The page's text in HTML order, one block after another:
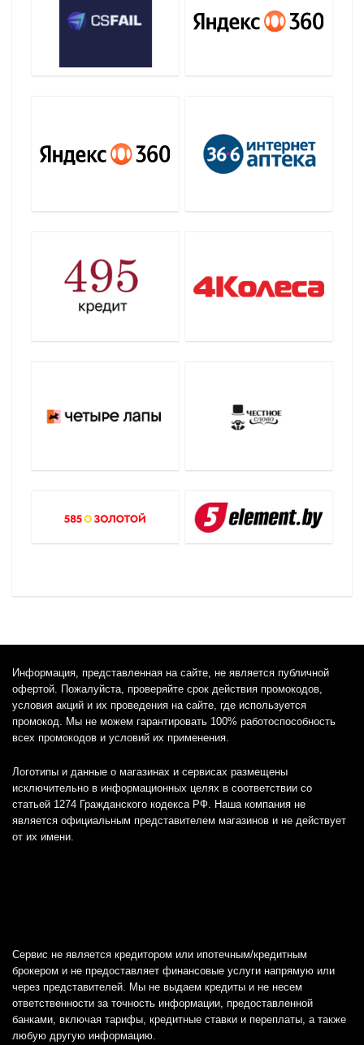
Информация, представленная на сайте, не является публичной
офертой. Пожалуйста, проверяйте срок действия промокодов,
условия акций и их проведения на сайте, где используется
промокод. Мы не можем гарантировать 100% работоспособность
всех промокодов и условий их применения.
Логотипы и данные о магазинах и сервисах размещены
исключительно в информационных целях в соответствии со
статьей 1274 Гражданского кодекса РФ. Наша компания не
является официальным представителем магазинов и не действует
от их имени.
Сервис не является кредитором или ипотечным/кредитным
брокером и не предоставляет финансовые услуги напрямую или
через представителей. Мы не выдаем кредиты и не несем
ответственности за точность информации, предоставленной
банками, включая тарифы, кредитные ставки и переплаты, а также
любую другую информацию.